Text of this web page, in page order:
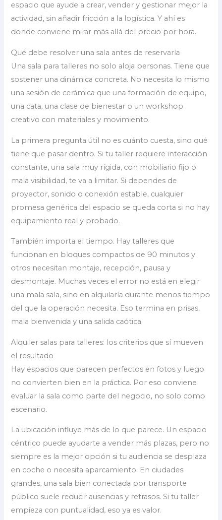
espacio que ayude a crear, vender y gestionar mejor la
actividad, sin añadir fricción a la logística. Y ahí es
donde conviene mirar más allá del precio por hora.
Qué debe resolver una sala antes de reservarla
Una sala para talleres no solo aloja personas. Tiene que
sostener una dinámica concreta. No necesita lo mismo
una sesión de cerámica que una formación de equipo,
una cata, una clase de bienestar o un workshop
creativo con materiales y movimiento.
La primera pregunta útil no es cuánto cuesta, sino qué
tiene que pasar dentro. Si tu taller requiere interacción
constante, una sala muy rígida, con mobiliario fijo o
mala visibilidad, te va a limitar. Si dependes de
proyector, sonido o conexión estable, cualquier
promesa genérica del espacio se queda corta si no hay
equipamiento real y probado.
También importa el tiempo. Hay talleres que
funcionan en bloques compactos de 90 minutos y
otros necesitan montaje, recepción, pausa y
desmontaje. Muchas veces el error no está en elegir
una mala sala, sino en alquilarla durante menos tiempo
del que la operación necesita. Eso termina en prisas,
mala bienvenida y una salida caótica.
Alquiler salas para talleres: los criterios que sí mueven
el resultado
Hay espacios que parecen perfectos en fotos y luego
no convierten bien en la práctica. Por eso conviene
evaluar la sala como parte del negocio, no solo como
escenario.
La ubicación influye más de lo que parece. Un espacio
céntrico puede ayudarte a vender más plazas, pero no
siempre es la mejor opción si tu audiencia se desplaza
en coche o necesita aparcamiento. En ciudades
grandes, una sala bien conectada por transporte
público suele reducir ausencias y retrasos. Si tu taller
empieza con puntualidad, eso ya es valor.